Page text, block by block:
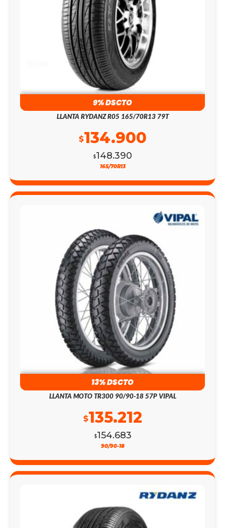
9% DSCTO
LLANTA RYDANZ R05 165/70R13 79T
$148.390
$134.900
165/70R13
13% DSCTO
LLANTA MOTO TR300 90/90-18 57P VIPAL
$154.683
$135.212
90/90-18